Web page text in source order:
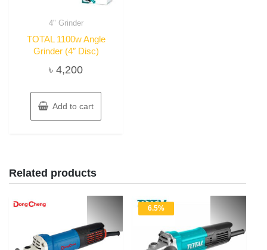
4" Grinder
TOTAL 1100w Angle
Grinder (4″ Disc)
৳4,200
Add to cart
Related products
6.5%